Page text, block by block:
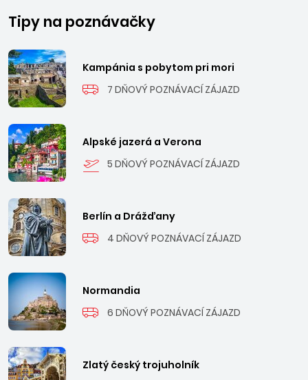
Tipy na poznávačky
Kampánia s pobytom pri mori
7 DŇOVÝ POZNÁVACÍ ZÁJAZD
Alpské jazerá a Verona
5 DŇOVÝ POZNÁVACÍ ZÁJAZD
Berlín a Drážďany
4 DŇOVÝ POZNÁVACÍ ZÁJAZD
Normandia
6 DŇOVÝ POZNÁVACÍ ZÁJAZD
Zlatý český trojuholník